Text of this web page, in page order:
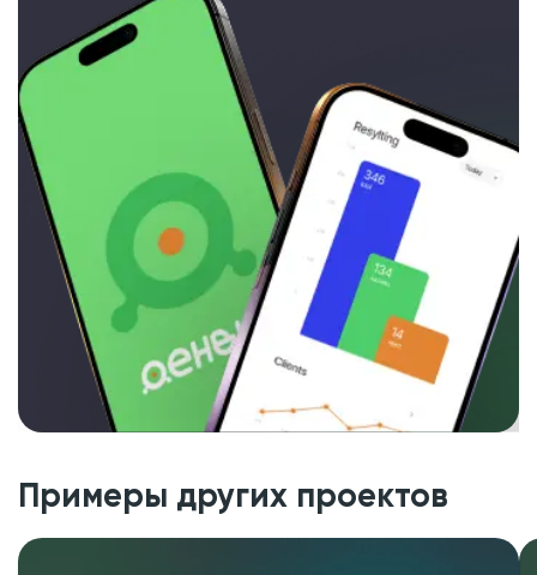
Примеры других проектов